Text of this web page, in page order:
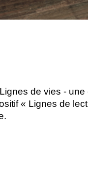
Lignes de vies -
« Lignes de